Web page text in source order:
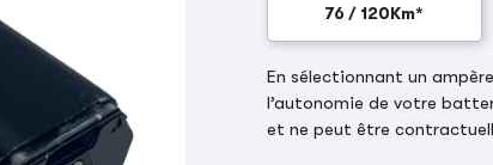
76 / 120Km*
En sélectionnant un
l’autonomie de votre
et ne peut être